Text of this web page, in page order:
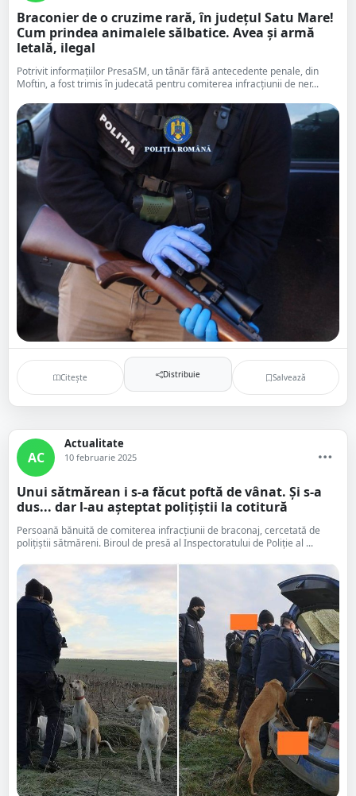
Braconier de o cruzime rară, în județul Satu Mare!
Cum prindea animalele sălbatice. Avea și armă
letală, ilegal
Potrivit informațiilor PresaSM, un tânăr fără antecedente penale, din
Moftin, a fost trimis în judecată pentru comiterea infracțiunii de ner...
Citește Distribuie Salvează
AC
Actualitate
10 februarie 2025
Unui sătmărean i s-a făcut poftă de vânat. Și s-a
dus... dar l-au așteptat polițiștii la cotitură
Persoană bănuită de comiterea infracțiunii de braconaj, cercetată de
polițiștii sătmăreni. Biroul de presă al Inspectoratului de Poliție al ...